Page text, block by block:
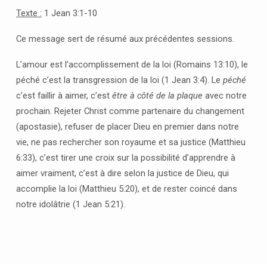
Texte : 1 Jean 3:1-10
Ce message sert de résumé aux précédentes sessions.
L’amour est l’accomplissement de la loi (Romains 13:10), le
péché c’est la transgression de la loi (1 Jean 3:4). Le péché
c’est faillir à aimer, c’est être à côté de la plaque avec notre
prochain. Rejeter Christ comme partenaire du changement
(apostasie), refuser de placer Dieu en premier dans notre
vie, ne pas rechercher son royaume et sa justice (Matthieu
6:33), c’est tirer une croix sur la possibilité d’apprendre à
aimer vraiment, c’est à dire selon la justice de Dieu, qui
accomplie la loi (Matthieu 5:20), et de rester coincé dans
notre idolâtrie (1 Jean 5:21).